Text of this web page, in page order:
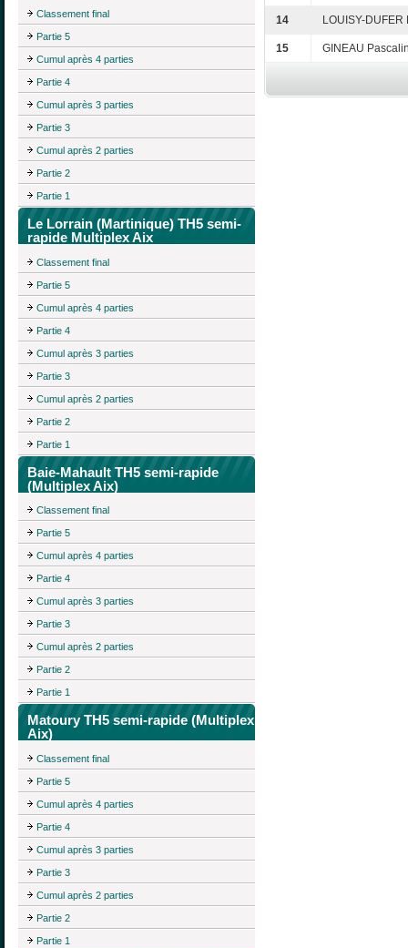
Classement final
Partie 5
Cumul après 4 parties
Partie 4
Cumul après 3 parties
Partie 3
Cumul après 2 parties
Partie 2
Partie 1
Le Lorrain (Martinique) TH5 semi-
rapide Multiplex Aix
Classement final
Partie 5
Cumul après 4 parties
Partie 4
Cumul après 3 parties
Partie 3
Cumul après 2 parties
Partie 2
Partie 1
Baie-Mahault TH5 semi-rapide
(Multiplex Aix)
Classement final
Partie 5
Cumul après 4 parties
Partie 4
Cumul après 3 parties
Partie 3
Cumul après 2 parties
Partie 2
Partie 1
Matoury TH5 semi-rapide (Multiplex
Aix)
Classement final
Partie 5
Cumul après 4 parties
Partie 4
Cumul après 3 parties
Partie 3
Cumul après 2 parties
Partie 2
Partie 1
14 LOUISY-DUFER
15 GINEAU